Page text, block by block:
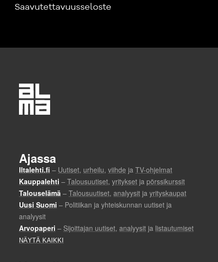
Saavutettavuusseloste